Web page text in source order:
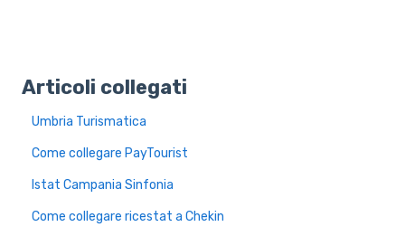
Articoli collegati
Umbria Turismatica
Come collegare PayTourist
Istat Campania Sinfonia
Come collegare ricestat a Chekin